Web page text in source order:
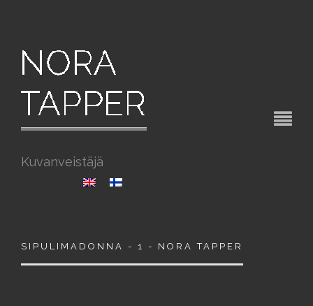
Kuvanveistäjä
SIPULIMADONNA - 1 - NORA TAPPER